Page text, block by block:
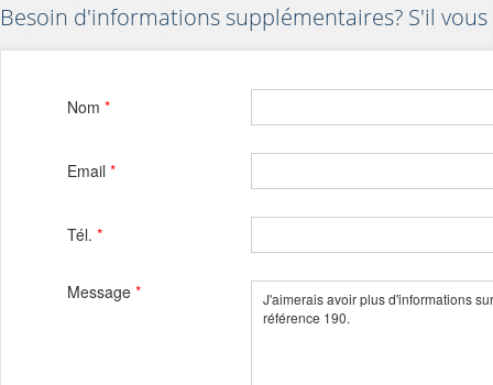
Besoin d'informations supplémentaires? S'il
Nom *
Email *
Tél. *
Message *